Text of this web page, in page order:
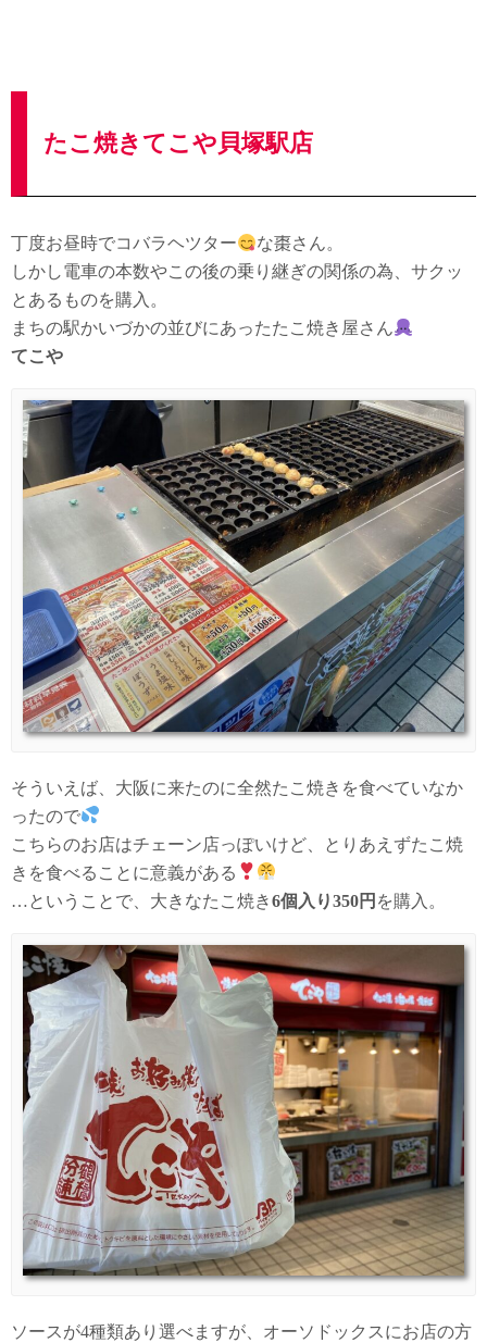
たこ焼きてこや貝塚駅店
丁度お昼時でコバラヘツター
な棗さん。
しかし電車の本数やこの後の乗り継ぎの関係の為、サクッ
とあるものを購入。
まちの駅かいづかの並びにあったたこ焼き屋さん
てこや
そういえば、大阪に来たのに全然たこ焼きを食べていなか
ったので
こちらのお店はチェーン店っぽいけど、とりあえずたこ焼
きを食べることに意義がある
…ということで、大きなたこ焼き6個入り350円 を購入。
ソースが4種類あり選べますが、オーソドックスにお店の方